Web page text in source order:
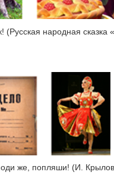
(Русская народная
же, попляши! (И.